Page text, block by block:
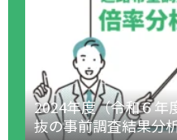
2024年度（令和６年
抜の事前調査結果分